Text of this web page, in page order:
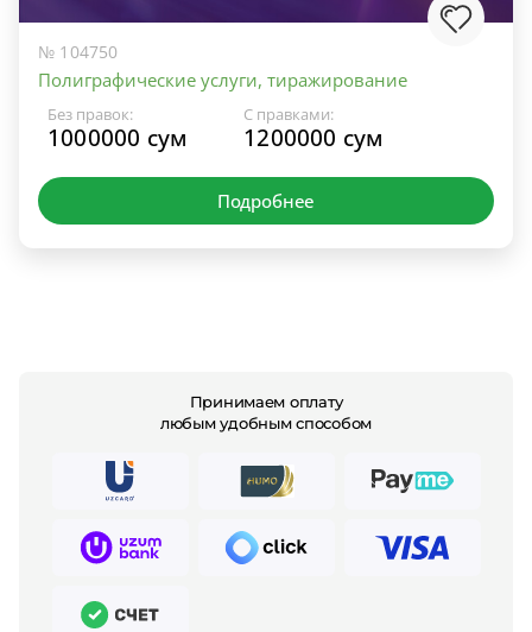
№ 104750
Полиграфические услуги, тиражирование
Без правок:
1000000 сум
С правками:
1200000 сум
Подробнее
Принимаем оплату
любым удобным способом